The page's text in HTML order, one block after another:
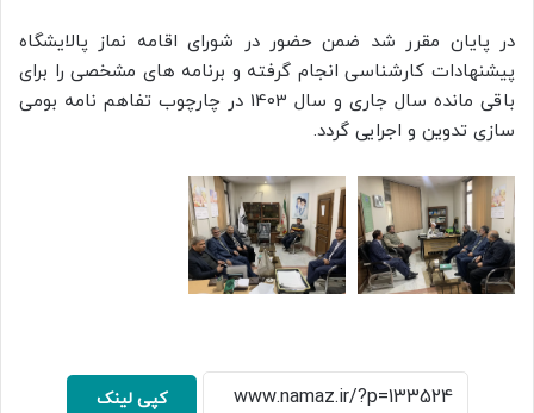
در پایان مقرر شد ضمن حضور در شورای اقامه نماز پالایشگاه
‏پیشنهادات کارشناسی انجام گرفته و برنامه های مشخصی را برای
باقی مانده سال جاری و سال 1403 در چارچوب تفاهم نامه ‏بومی
سازی تدوین و اجرایی گردد.
کپی لینک